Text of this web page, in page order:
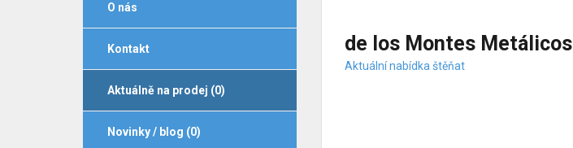
O nás
Kontakt
Aktuálně na prodej (0)
Novinky / blog (0)
de los Montes Metálicos
Aktuální nabídka štěňat